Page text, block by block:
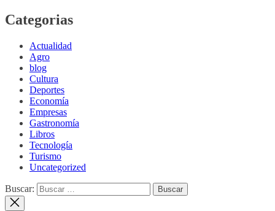
Categorias
Actualidad
Agro
blog
Cultura
Deportes
Economía
Empresas
Gastronomía
Libros
Tecnología
Turismo
Uncategorized
Buscar: